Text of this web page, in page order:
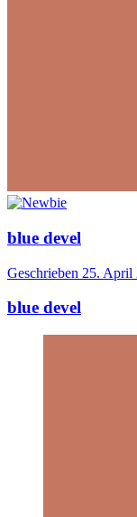
blue devel
Geschrieben 25. April
blue devel